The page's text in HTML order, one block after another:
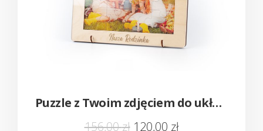
Puzzle z Twoim zdjęciem do układania w ramce – Nowość!
156,00zł 120,00 zł